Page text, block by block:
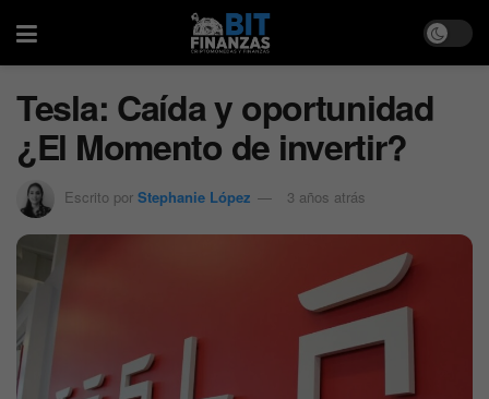
Tesla: Caída y oportunidad
¿El Momento de invertir?
Escrito por Stephanie López 3 años atrás